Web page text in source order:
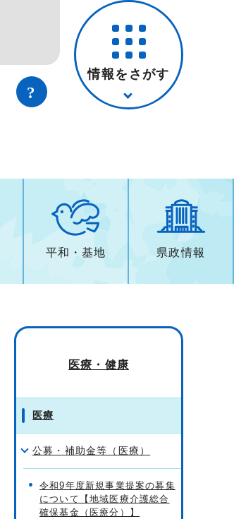
情報をさがす
平和・基地 県政情報
医療・健康
医療
公募・補助金等（医療）
令和9年度新規事業提案の募集
について【地域医療介護総合
確保基金（医療分）】